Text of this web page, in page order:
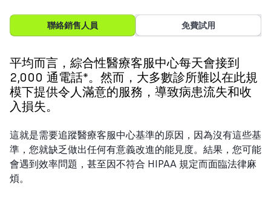
聯絡銷售人員 免費試用
平均而言，綜合性醫療客服中心每天會接到
2,000 通電話*。然而，大多數診所難以在此規
模下提供令人滿意的服務，導致病患流失和收
入損失。
這就是需要追蹤醫療客服中心基準的原因，因為沒有這些基
準，您就缺乏做出任何有意義改進的能見度。結果，您可能
會遇到效率問題，甚至因不符合 HIPAA 規定而面臨法律麻
煩。